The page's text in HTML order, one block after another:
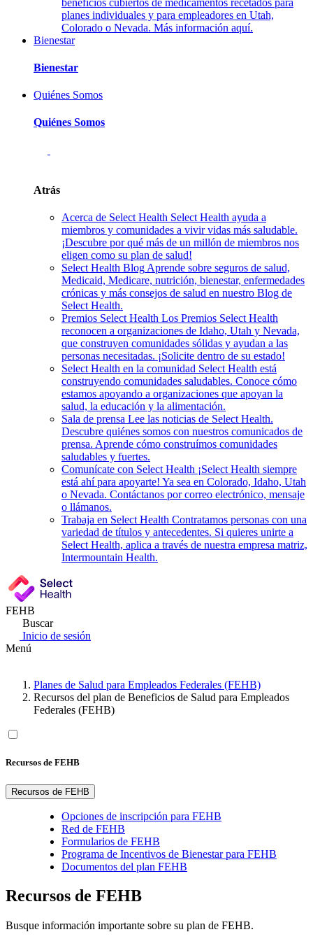
planes individuales y para empleadores en Utah,
Colorado o Nevada. Más información aquí.
Bienestar
Bienestar
Quiénes Somos
Quiénes Somos
Atrás
Acerca de Select Health Select Health ayuda a
miembros y comunidades a vivir vidas más saludable.
¡Descubre por qué más de un millón de miembros nos
eligen como su plan de salud!
Select Health Blog Aprende sobre seguros de salud,
Medicaid, Medicare, nutrición, bienestar, enfermedades
crónicas y más consejos de salud en nuestro Blog de
Select Health.
Premios Select Health Los Premios Select Health
reconocen a organizaciones de Idaho, Utah y Nevada,
que construyen comunidades sólidas y ayudan a las
personas necesitadas. ¡Solicite dentro de su estado!
Select Health en la comunidad Select Health está
construyendo comunidades saludables. Conoce cómo
estamos apoyando a organizaciones que apoyan la
salud, la educación y la alimentación.
Sala de prensa Lee las noticias de Select Health.
Descubre quiénes somos con nuestros comunicados de
prensa. Aprende cómo construímos comunidades
saludables y fuertes.
Comunícate con Select Health ¡Select Health siempre
está ahí para apoyarte! Ya sea en Colorado, Idaho, Utah
o Nevada. Contáctanos por correo electrónico, mensaje
o llámanos.
Trabaja en Select Health Contratamos personas con una
variedad de títulos y antecedentes. Si quieres unirte a
Select Health, aplica a través de nuestra empresa matriz,
Intermountain Health.
FEHB
Buscar
Inicio de sesión
Menú
Planes de Salud para Empleados Federales (FEHB)
Recursos del plan de Beneficios de Salud para Empleados
Federales (FEHB)
Recursos de FEHB
Recursos de FEHB
Opciones de inscripción para FEHB
Red de FEHB
Formularios de FEHB
Programa de Incentivos de Bienestar para FEHB
Documentos del plan FEHB
Recursos de FEHB
Busque información importante sobre su plan de FEHB.